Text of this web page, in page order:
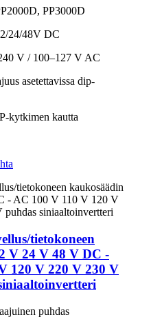
PP3000D
24/48V DC
V / 100–127 V AC
asetettavissa dip-
kytkimen kautta
tietokoneen
V 24 V 48 V DC -
120 V 220 V 230 V
puhdas